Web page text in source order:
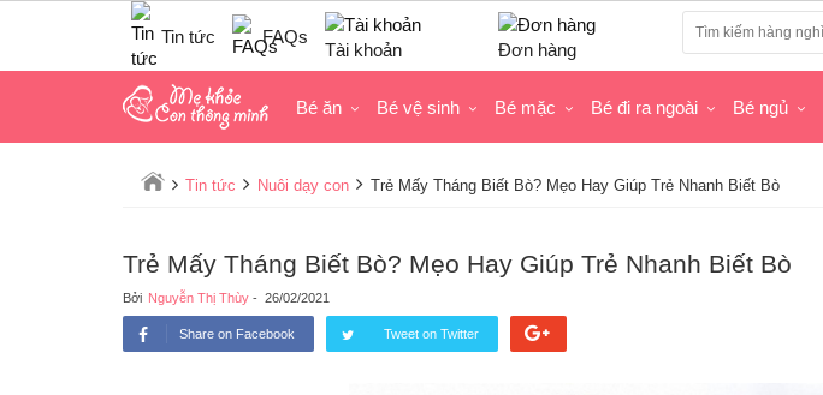
Tin tức FAQs
Tài khoản Đơn hàng
Bé ăn Bé vệ sinh Bé mặc Bé đi ra ngoài Bé ngủ
Tin tức Nuôi dạy con Trẻ Mấy Tháng Biết Bò? Mẹo Hay Giúp Trẻ Nhanh Biết Bò
Trẻ Mấy Tháng Biết Bò? Mẹo Hay Giúp Trẻ Nhanh Biết Bò
Bởi Nguyễn Thị Thùy - 26/02/2021
Share on Facebook Tweet on Twitter